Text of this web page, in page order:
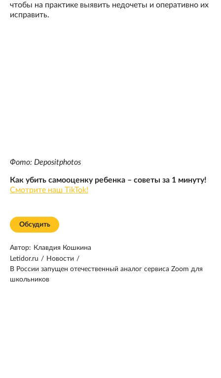
чтобы на практике выявить недочеты и оперативно их
исправить.
Фото: Depositphotos
Как убить самооценку ребенка – советы за 1 минуту!
Смотрите наш TikTok!
Обсудить
Автор: Клавдия Кошкина
Letidor.ru / Новости /
В России запущен отечественный аналог сервиса Zoom для
школьников